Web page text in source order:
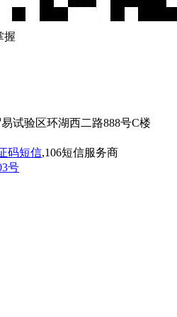
握
试验区环湖西二路888号C楼
码短信,106短信服务商
号